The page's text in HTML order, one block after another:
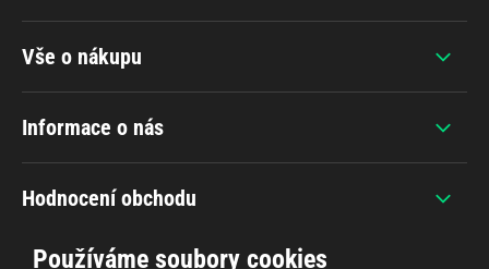
Vše o nákupu
Informace o nás
Hodnocení obchodu
Používáme soubory cookies